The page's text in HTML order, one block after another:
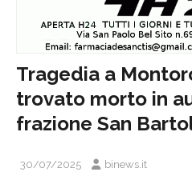
Tragedia a
trovato morto in
frazione San
30/07/2025 binews.it